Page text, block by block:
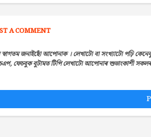
A COMMENT
স্বাগতম জনাইছোঁ আপোনাক । লেখাটো বা সংখ্যাটো পঢ়ি
ফেচবুক বুটামত টিপি লেখাটো আপোনাৰ শুভাংকাশী সকলৰ